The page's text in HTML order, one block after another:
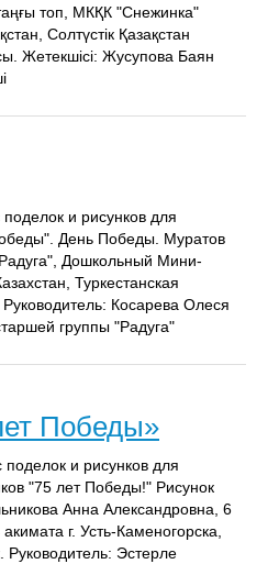
топ, МКҚК "Снежинка"
Солтүстік Қазақстан
Жетекшісі: Жусупова Баян
и рисунков для
День Победы. Муратов
Дошкольный Мини-
Туркестанская
Косарева Олеся
группы "Радуга"
Победы»
и рисунков для
"75 лет Победы!" Рисунок
Анна Александровна, 6
г. Усть-Каменогорска,
Руководитель: Эстерле